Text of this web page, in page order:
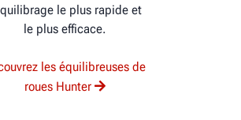
le plus rapide et
le plus efficace.
les équilibreuses de
roues Hunter